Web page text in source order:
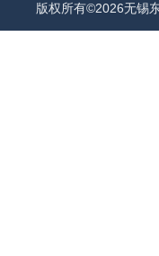
版权所有©2026无锡